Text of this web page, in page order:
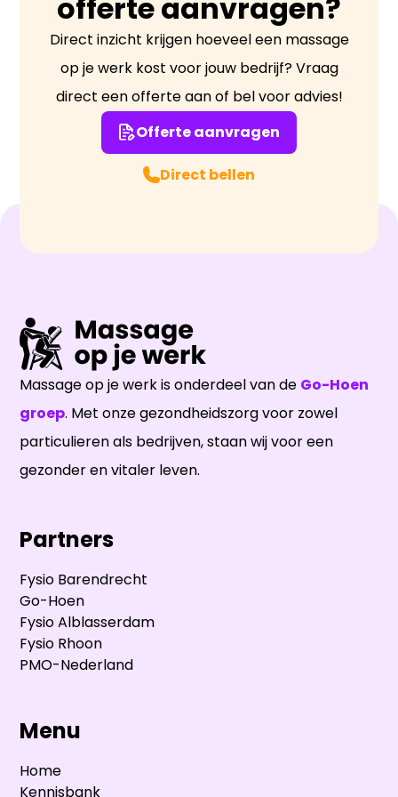
offerte aanvragen?
Direct inzicht krijgen hoeveel een massage
op je werk kost voor jouw bedrijf? Vraag
direct een offerte aan of bel voor advies!
Offerte aanvragen
Direct bellen
Massage op je werk is onderdeel van de Go-Hoen
groep. Met onze gezondheidszorg voor zowel
particulieren als bedrijven, staan wij voor een
gezonder en vitaler leven.
Menu
Home
Kennisbank
Partners
Fysio Barendrecht
Go-Hoen
Fysio Alblasserdam
Fysio Rhoon
PMO-Nederland